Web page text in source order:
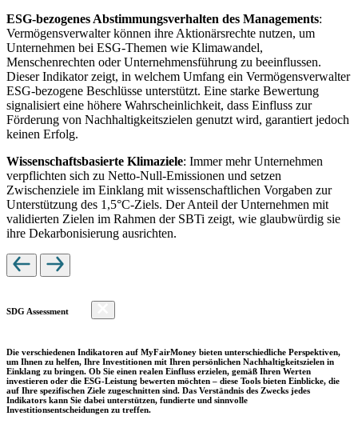
ESG-bezogenes Abstimmungsverhalten des Managements:
Vermögensverwalter können ihre Aktionärsrechte nutzen, um
Unternehmen bei ESG-Themen wie Klimawandel,
Menschenrechten oder Unternehmensführung zu beeinflussen.
Dieser Indikator zeigt, in welchem Umfang ein Vermögensverwalter
ESG-bezogene Beschlüsse unterstützt. Eine starke Bewertung
signalisiert eine höhere Wahrscheinlichkeit, dass Einfluss zur
Förderung von Nachhaltigkeitszielen genutzt wird, garantiert jedoch
keinen Erfolg.
Wissenschaftsbasierte Klimaziele: Immer mehr Unternehmen
verpflichten sich zu Netto-Null-Emissionen und setzen
Zwischenziele im Einklang mit wissenschaftlichen Vorgaben zur
Unterstützung des 1,5°C-Ziels. Der Anteil der Unternehmen mit
validierten Zielen im Rahmen der SBTi zeigt, wie glaubwürdig sie
ihre Dekarbonisierung ausrichten.
SDG Assessment
Die verschiedenen Indikatoren auf MyFairMoney bieten unterschiedliche Perspektiven,
um Ihnen zu helfen, Ihre Investitionen mit Ihren persönlichen Nachhaltigkeitszielen in
Einklang zu bringen. Ob Sie einen realen Einfluss erzielen, gemäß Ihren Werten
investieren oder die ESG-Leistung bewerten möchten – diese Tools bieten Einblicke, die
auf Ihre spezifischen Ziele zugeschnitten sind. Das Verständnis des Zwecks jedes
Indikators kann Sie dabei unterstützen, fundierte und sinnvolle
Investitionsentscheidungen zu treffen.